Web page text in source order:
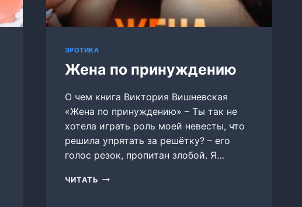
ЭРОТИКА
Жена по принуждению
О чем книга Виктория Вишневская
«Жена по принуждению» – Ты так не
хотела играть роль моей невесты, что
решила упрятать за решётку? – его
голос резок, пропитан злобой. Я…
ЧИТАТЬ ЖЕНА